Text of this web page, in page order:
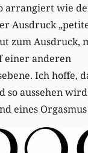
arrangiert wie
Ausdruck
zum Ausdruck,
einer anderen
Ich hoffe,
so aussehen
eines